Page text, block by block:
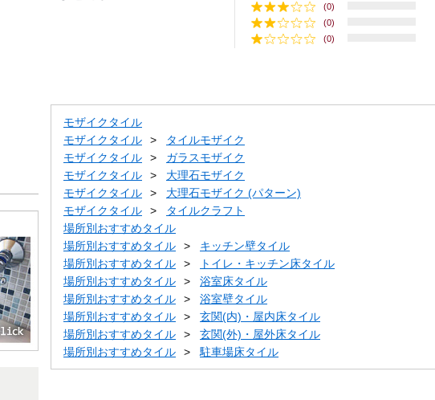
(0)
(0)
(0)
モザイクタイル
モザイクタイル
タイルモザイク
モザイクタイル
ガラスモザイク
モザイクタイル
大理石モザイク
モザイクタイル
大理石モザイク (パターン)
モザイクタイル
タイルクラフト
場所別おすすめタイル
場所別おすすめタイル
キッチン壁タイル
場所別おすすめタイル
トイレ・キッチン床タイル
場所別おすすめタイル
浴室床タイル
場所別おすすめタイル
浴室壁タイル
場所別おすすめタイル
玄関(内)・屋内床タイル
場所別おすすめタイル
玄関(外)・屋外床タイル
場所別おすすめタイル
駐車場床タイル